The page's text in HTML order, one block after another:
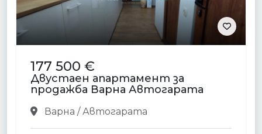
177 500 €
Двустаен апартамент за
продажба Варна Автогарата
Варна / Автогарата